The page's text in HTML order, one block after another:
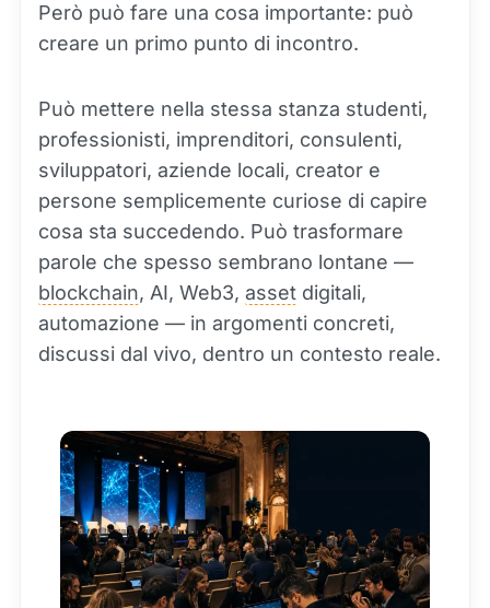
Però può fare una cosa importante: può
creare un primo punto di incontro.
Può mettere nella stessa stanza studenti,
professionisti, imprenditori, consulenti,
sviluppatori, aziende locali, creator e
persone semplicemente curiose di capire
cosa sta succedendo. Può trasformare
parole che spesso sembrano lontane —
blockchain, AI, Web3, asset digitali,
automazione — in argomenti concreti,
discussi dal vivo, dentro un contesto reale.